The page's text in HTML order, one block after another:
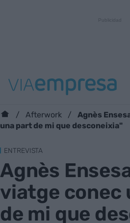
Afterwork
Agnès
una part de mi que desconeixia"
ENTREVISTA
Agnès
viatge conec
de mi que